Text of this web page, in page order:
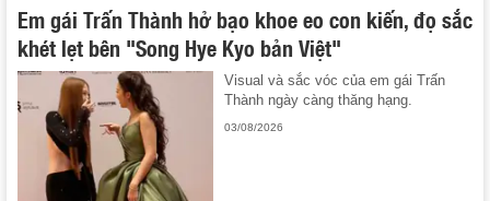
Em gái Trấn Thành hở bạo khoe eo con kiến, đọ sắc
khét lẹt bên "Song Hye Kyo bản Việt"
Visual và sắc vóc của em gái Trấn
Thành ngày càng thăng hạng.
03/08/2026